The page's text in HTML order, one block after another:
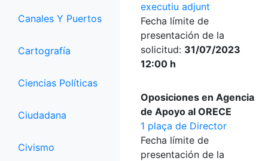
Canales Y Puertos
Cartografía
Ciencias Políticas
Ciudadana
Civismo
executiu adjunt
Fecha límite de
presentación de la
solicitud: 31/07/2023
12:00 h
Oposiciones en Agencia
de Apoyo al ORECE
1 plaça de Director
Fecha límite de
presentación de la